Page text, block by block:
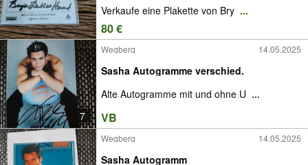
Verkaufe eine Plakette von Bry ...
80 €
7
Wegberg 14.05.2025
Sasha Autogramme verschied.
Alte Autogramme mit und ohne U ...
VB
Wegberg 14.05.2025
Sasha Autogramm